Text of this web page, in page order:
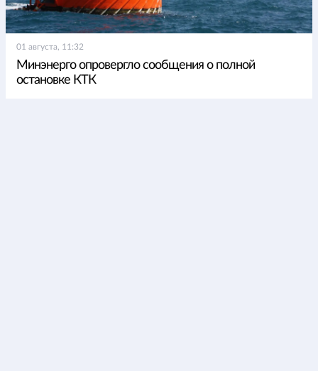
01 августа, 11:32
Минэнерго опровергло сообщения о полной
остановке КТК